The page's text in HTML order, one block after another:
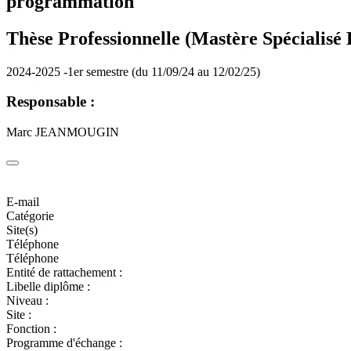
Thèse Professionnelle (Mastère Spécialisé
2024-2025 -1er semestre (du 11/09/24 au 12/02/25)
Responsable :
Marc JEANMOUGIN
E-mail
Catégorie
Site(s)
Téléphone
Téléphone
Entité de rattachement :
Libelle diplôme :
Niveau :
Site :
Fonction :
Programme d'échange :